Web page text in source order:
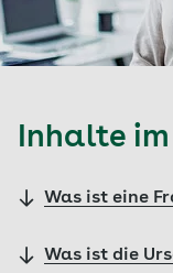
Inhalte
Was ist eine
Was ist die